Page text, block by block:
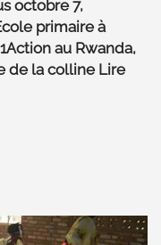
octobre 7,
primaire à
au Rwanda,
de la colline Lire